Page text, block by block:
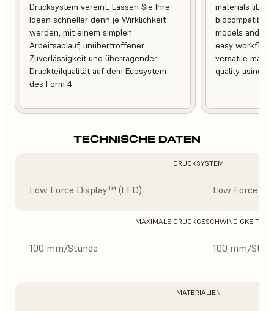
Drucksystem vereint. Lassen Sie Ihre
Ideen schneller denn je Wirklichkeit
werden, mit einem simplen
Arbeitsablauf, unübertroffener
Zuverlässigkeit und überragender
Druckteilqualität auf dem Ecosystem
des Form 4.
materials
biocompatible,
models and
easy
versatile
quality using
TECHNISCHE DATEN
DRUCKSYSTEM
Low Force Display™ (LFD) Low Force
MAXIMALE DRUCKGESCHWINDIGKEIT¹
100 mm/Stunde 100 mm/
MATERIALIEN